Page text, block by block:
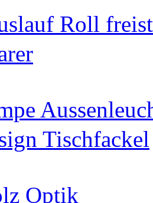
Roll
Tischfackel
Optik